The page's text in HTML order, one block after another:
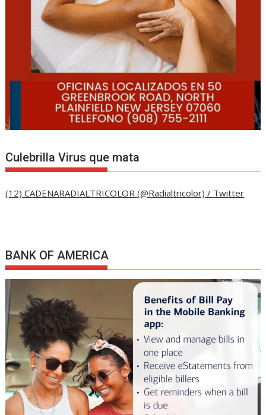
Culebrilla Virus que mata
(12) CADENARADIALTRICOLOR (@Radialtricolor) / Twitter
BANK OF AMERICA